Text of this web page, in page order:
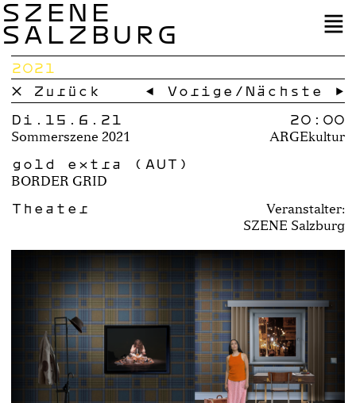
SZENE
SALZBURG
2021
× Zurück
← Vorige / Nächste →
Di.15.6.21
Sommerszene 2021
20:00
ARGEkultur
gold extra (AUT)
BORDER GRID
Theater
Veranstalter:
SZENE Salzburg